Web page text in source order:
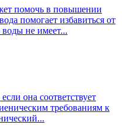
помочь в повышении
помогает избавиться от
воды не имеет...
она соответствует
требованиям к